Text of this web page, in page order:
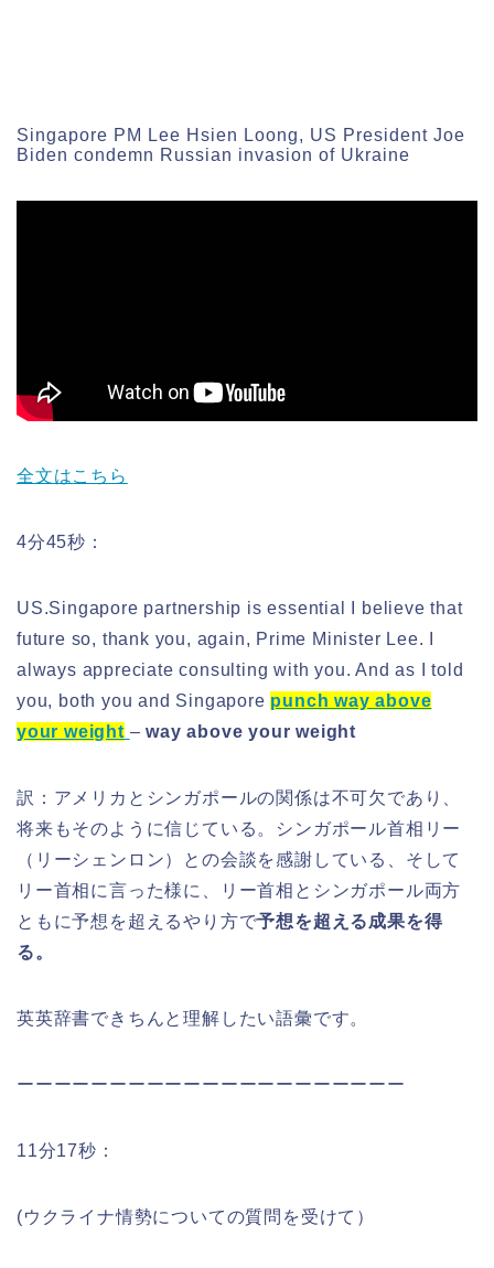
Singapore PM Lee Hsien Loong, US President Joe
Biden condemn Russian invasion of Ukraine
全文はこちら
4分45秒：
US.Singapore partnership is essential I believe that
future so, thank you, again, Prime Minister Lee. I
always appreciate consulting with you. And as I told
you, both you and Singapore punch way above
your weight –way above your weight
訳：アメリカとシンガポールの関係は不可欠であり、
将来もそのように信じている。シンガポール首相リー
（リーシェンロン）との会談を感謝している、そして
リー首相に言った様に、リー首相とシンガポール両方
ともに予想を超えるやり方で予想を超える成果を得
る。
英英辞書できちんと理解したい語彙です。
ーーーーーーーーーーーーーーーーーーーーー
11分17秒：
(ウクライナ情勢についての質問を受けて）